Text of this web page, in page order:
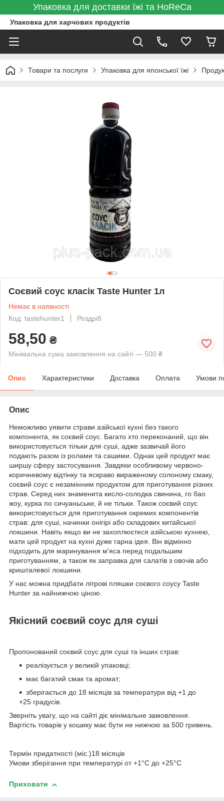
Упаковка для доставки їжі та HoReCa
Упаковка для харчових продуктів
Товари та послуги Упаковка для японської їжі
Соєвий соус класік Taste Hunter 1л
Немає в наявності
Код: tastehunter1
Роздріб
58,50 ₴
Мінімальна сума замовлення на сайті — 500 ₴
Опис Характеристики Доставка Оплата Умови
Опис
Неможливо уявити страви азійської кухні без такого
компонента, як соєвий соус. Багато хто переконаний, що він
використовується тільки для суші, адже зазвичай його
подають разом із ролами та сашими. Однак цей продукт має
ширшу сферу застосування. Завдяки особливому червоно-
коричневому відтінку та яскраво вираженому солоному смаку,
соєвий соус є незамінним продуктом для приготування різних
страв. Серед них знаменита кисло-солодка свинина, го бао
жоу, курка по сичуаньськи, й не тільки. Також соєвий соус
використовується для приготування окремих компонентів
страв: для суші, начинки онігірі або складових китайської
локшини. Навіть якщо ви не захоплюєтеся азійською кухнею,
мати цей продукт на кухні дуже гарна ідея. Він відмінно
підходить для маринування м'яса перед подальшим
приготуванням, а також як заправка для салатів з овочів або
кришталевої локшини.
У нас можна придбати літрові пляшки соєвого соусу Taste
Hunter за найнижчою ціною.
Якісний соєвий соус для суші
Пропонований соєвий соус для суші та інших страв:
реалізується у великій упаковці;
має багатий смак та аромат;
зберігається до 18 місяців за температури від +1 до
+25 градусів.
Зверніть увагу, що на сайті діє мінімальне замовлення.
Вартість товарів у кошику має бути не нижчою за 500 гривень.
Термін придатності (міс.)18 місяців
Умови зберігання при температурі от +1°C до +25°C
Приховати